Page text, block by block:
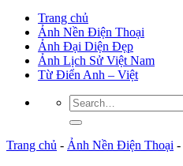
Trang chủ
Ảnh Nền Điện Thoại
Ảnh Đại Diện Đẹp
Ảnh Lịch Sử Việt Nam
Từ Điển Anh – Việt
Trang chủ - Ảnh Nền Điện Thoại -